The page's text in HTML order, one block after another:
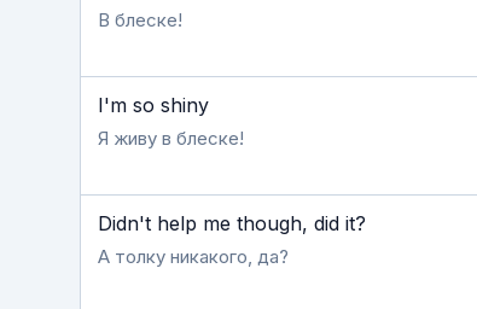
В блеске!
I'm so shiny
Я живу в блеске!
Didn't help me though, did it?
А толку никакого, да?